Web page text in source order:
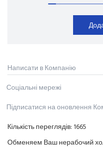
Написати в Компанію
Соціальні мережі
Підписатися на оновлення
Кількість переглядів:1665
Обменяем Ваш нерабочий